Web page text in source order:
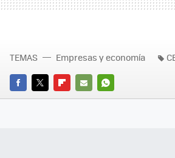
FACEBOOK
TWITTERFLIPBOARD
E-
WHATSAPP
TEMAS Empresas y economía